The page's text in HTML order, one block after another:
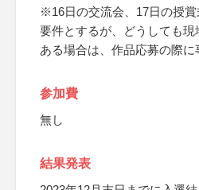
※16日の交流会、17日の授
要件とするが、どうしても
ある場合は、作品応募の際に
参加費
無し
結果発表